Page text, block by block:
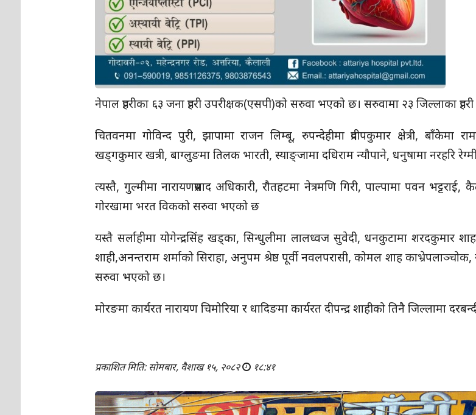
नेपाल प्रहरीका ६३ जना प्रहरी उपरीक्षक(एसपी)को सरुवा भएको छ। सरुवामा २३ जिल्लाका
चितवनमा गोविन्द पुरी, झापामा राजन लिम्बू, रुपन्देहीमा प्रदीपकुमार क्षेत्री, बाँकेमा
खड्गकुमार खत्री, बाग्लुङमा तिलक भारती, स्याङ्जामा दधिराम न्यौपाने, धनुषामा नरहरि
त्यस्तै, गुल्मीमा नारायणप्रसाद अधिकारी, रौतहटमा नेत्रमणि गिरी, पाल्पामा पवन भट्टराई,
गोरखामा भरत विकको सरुवा भएको छ
यस्तै सर्लाहीमा योगेन्द्रसिंह खड्का, सिन्धुलीमा लालध्वज सुवेदी, धनकुटामा शरदकुमार शाह
शाही,अनन्तराम शर्माको सिराहा, अनुपम श्रेष्ठ पूर्वी नवलपरासी, कोमल शाह काभ्रेपलाञ्चोक,
सरुवा भएको छ।
मोरङमा कार्यरत नारायण चिमोरिया र धादिङमा कार्यरत दीपन्द्र शाहीको तिनै जिल्लामा
प्रकाशित मिति: सोमबार, वैशाख १५, २०८२ १८:४१